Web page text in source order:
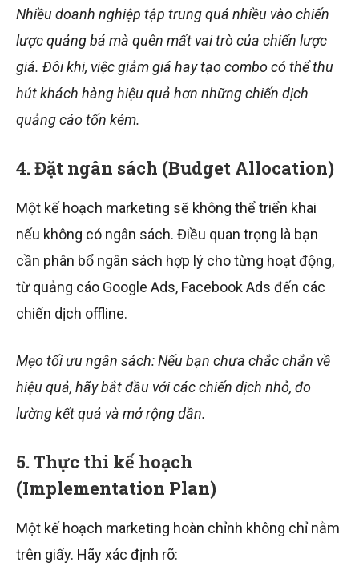
Nhiều doanh nghiệp tập trung quá nhiều vào chiến
lược quảng bá mà quên mất vai trò của chiến lược
giá. Đôi khi, việc giảm giá hay tạo combo có thể thu
hút khách hàng hiệu quả hơn những chiến dịch
quảng cáo tốn kém.
4. Đặt ngân sách (Budget Allocation)
Một kế hoạch marketing sẽ không thể triển khai
nếu không có ngân sách. Điều quan trọng là bạn
cần phân bổ ngân sách hợp lý cho từng hoạt động,
từ quảng cáo Google Ads, Facebook Ads đến các
chiến dịch offline.
Mẹo tối ưu ngân sách: Nếu bạn chưa chắc chắn về
hiệu quả, hãy bắt đầu với các chiến dịch nhỏ, đo
lường kết quả và mở rộng dần.
5. Thực thi kế hoạch
(Implementation Plan)
Một kế hoạch marketing hoàn chỉnh không chỉ nằm
trên giấy. Hãy xác định rõ: